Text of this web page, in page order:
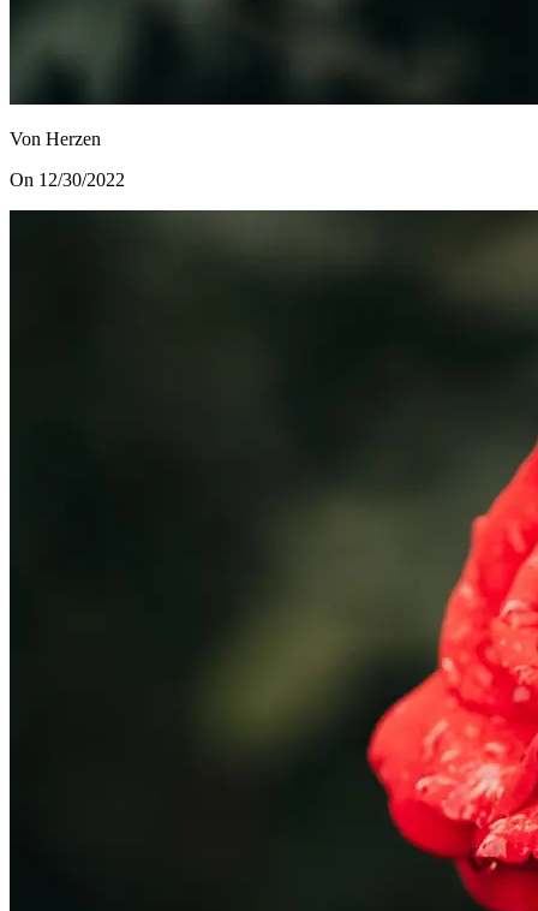
Von Herzen
On 12/30/2022